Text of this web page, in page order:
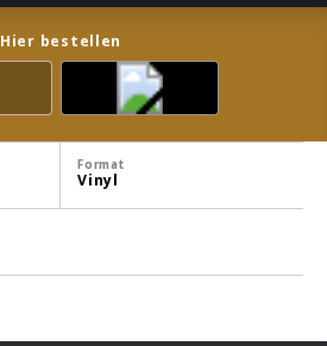
Hier bestellen
Format
Vinyl